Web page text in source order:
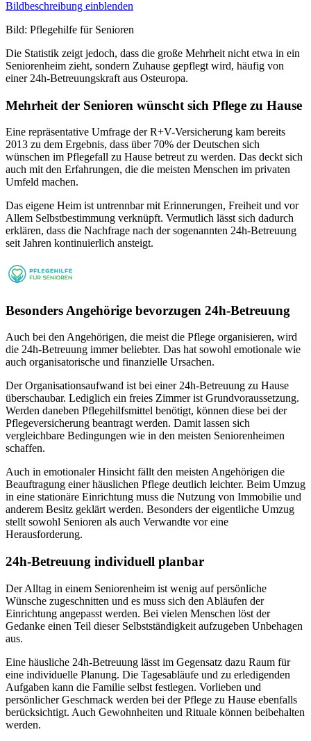
Bildbeschreibung einblenden
Bild: Pflegehilfe für Senioren
Die Statistik zeigt jedoch, dass die große Mehrheit nicht etwa in ein
Seniorenheim zieht, sondern Zuhause gepflegt wird, häufig von
einer 24h-Betreuungskraft aus Osteuropa.
Mehrheit der Senioren wünscht sich Pflege zu Hause
Eine repräsentative Umfrage der R+V-Versicherung kam bereits
2013 zu dem Ergebnis, dass über 70% der Deutschen sich
wünschen im Pflegefall zu Hause betreut zu werden. Das deckt sich
auch mit den Erfahrungen, die die meisten Menschen im privaten
Umfeld machen.
Das eigene Heim ist untrennbar mit Erinnerungen, Freiheit und vor
Allem Selbstbestimmung verknüpft. Vermutlich lässt sich dadurch
erklären, dass die Nachfrage nach der sogenannten 24h-Betreuung
seit Jahren kontinuierlich ansteigt.
Besonders Angehörige bevorzugen 24h-Betreuung
Auch bei den Angehörigen, die meist die Pflege organisieren, wird
die 24h-Betreuung immer beliebter. Das hat sowohl emotionale wie
auch organisatorische und finanzielle Ursachen.
Der Organisationsaufwand ist bei einer 24h-Betreuung zu Hause
überschaubar. Lediglich ein freies Zimmer ist Grundvoraussetzung.
Werden daneben Pflegehilfsmittel benötigt, können diese bei der
Pflegeversicherung beantragt werden. Damit lassen sich
vergleichbare Bedingungen wie in den meisten Seniorenheimen
schaffen.
Auch in emotionaler Hinsicht fällt den meisten Angehörigen die
Beauftragung einer häuslichen Pflege deutlich leichter. Beim Umzug
in eine stationäre Einrichtung muss die Nutzung von Immobilie und
anderem Besitz geklärt werden. Besonders der eigentliche Umzug
stellt sowohl Senioren als auch Verwandte vor eine
Herausforderung.
24h-Betreuung individuell planbar
Der Alltag in einem Seniorenheim ist wenig auf persönliche
Wünsche zugeschnitten und es muss sich den Abläufen der
Einrichtung angepasst werden. Bei vielen Menschen löst der
Gedanke einen Teil dieser Selbstständigkeit aufzugeben Unbehagen
aus.
Eine häusliche 24h-Betreuung lässt im Gegensatz dazu Raum für
eine individuelle Planung. Die Tagesabläufe und zu erledigenden
Aufgaben kann die Familie selbst festlegen. Vorlieben und
persönlicher Geschmack werden bei der Pflege zu Hause ebenfalls
berücksichtigt. Auch Gewohnheiten und Rituale können beibehalten
werden.